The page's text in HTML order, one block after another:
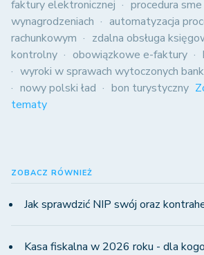
faktury elektronicznej procedura sme
wynagrodzeniach
automatyzacja
rachunkowym
zdalna obsługa
kontrolny
obowiązkowe e-faktury
wyroki w sprawach wytoczonych
nowy polski ład
bon turystyczny
tematy
ZOBACZ RÓWNIEŻ
Jak sprawdzić NIP swój oraz
Kasa fiskalna w 2026 roku - dla